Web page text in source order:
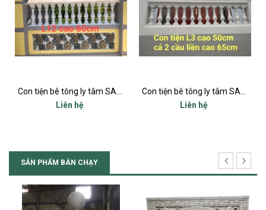
Con tiện bê tông ly tâm SADL12 New
Liên hệ
Con tiện bê tông ly tâm SADL03 New
Liên hệ
SẢN PHẨM BÁN CHẠY